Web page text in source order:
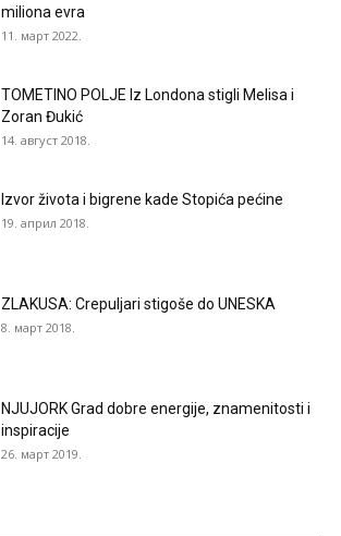
miliona evra
11. март 2022.
TOMETINO POLJE Iz Londona stigli Melisa i
Zoran Đukić
14. август 2018.
Izvor života i bigrene kade Stopića pećine
19. април 2018.
ZLAKUSA: Crepuljari stigoše do UNESKA
8. март 2018.
NJUJORK Grad dobre energije, znamenitosti i
inspiracije
26. март 2019.